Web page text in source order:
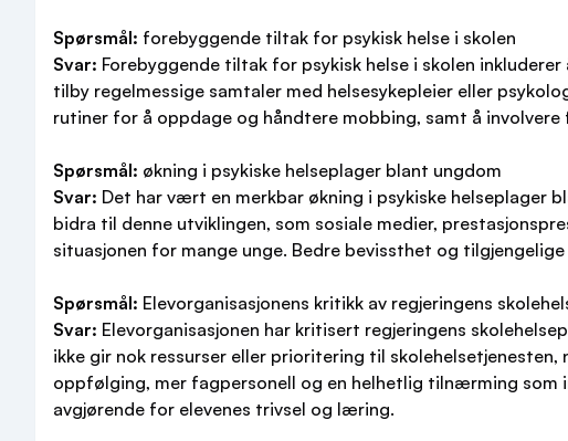
Spørsmål: forebyggende tiltak for psykisk helse i skolen
Svar: Forebyggende tiltak for psykisk helse i skolen
tilby regelmessige samtaler med helsesykepleier eller
rutiner for å oppdage og håndtere mobbing, samt å
Spørsmål: økning i psykiske helseplager blant ungdom
Svar: Det har vært en merkbar økning i psykiske helseplager
bidra til denne utviklingen, som sosiale medier,
situasjonen for mange unge. Bedre bevissthet og
Spørsmål: Elevorganisasjonens kritikk av regjeringens
Svar: Elevorganisasjonen har kritisert regjeringens
ikke gir nok ressurser eller prioritering til
oppfølging, mer fagpersonell og en helhetlig tilnærming som
avgjørende for elevenes trivsel og læring.